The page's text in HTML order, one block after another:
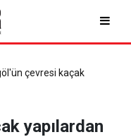
çevresi kaçak
yapılardan